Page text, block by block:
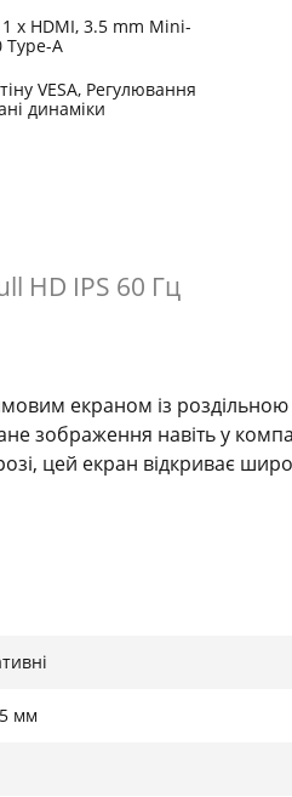
1 x HDMI, 3.5 mm Mini-
Type-A
VESA, Регулювання
динаміки
HD IPS 60 Гц
екраном із роздільною
зображення навіть у
цей екран відкриває
перегляду відео,
мм